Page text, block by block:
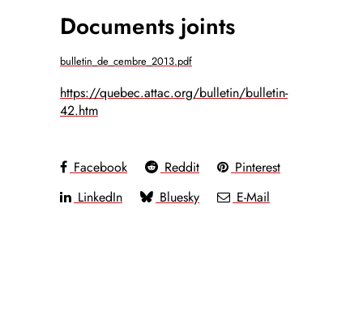
Documents joints
bulletin_de_cembre_2013.pdf
https://quebec.attac.org/bulletin/bulletin-
42.htm
Facebook Reddit
Pinterest
LinkedIn
Bluesky E-Mail